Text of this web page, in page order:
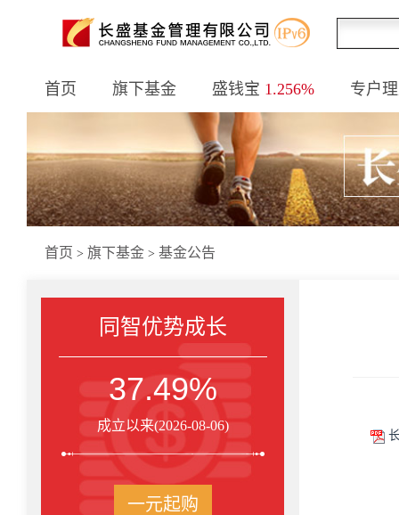
首页 旗下基金 盛钱宝 1.256% 专户
首页 > 旗下基金 > 基金公告
同智优势成长
37.49%
成立以来(2026-08-06)
一元起购